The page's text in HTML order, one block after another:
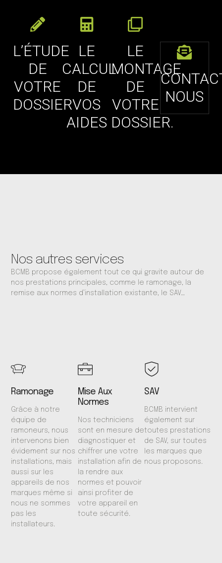
L’ÉTUDE
DE
VOTRE
DOSSIER
LE
CALCUL
DE
VOS
AIDES
LE
MONTAGE
DE
VOTRE
DOSSIER.
NOUS
Nos autres services
BCMB propose également tout ce qui gravite autour de
nos prestations principales, comme le ramonage, la
remise aux normes d’installation existante, le SAV…
Ramonage
Grâce à notre
équipe de
ramoneurs, nous
intervenons bien
évidement sur nos
installations, mais
aussi sur les
appareils de nos
marques même si
nous ne sommes
pas les
installateurs.
Mise Aux
Normes
Nos techniciens
sont en mesure de
diagnostiquer et
chiffrer une votre
installation afin de
la rendre aux
normes et pouvoir
ainsi profiter de
votre appareil en
toute sécurité.
SAV
BCMB intervient
également sur
toutes prestations
de SAV, sur toutes
les marques que
nous proposons.